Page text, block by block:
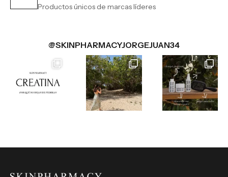
Productos únicos de marcas líderes
@SKINPHARMACYJORGEJUAN34